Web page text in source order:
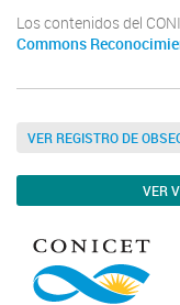
Los contenidos del
Commons
VER REGISTRO DE
VER